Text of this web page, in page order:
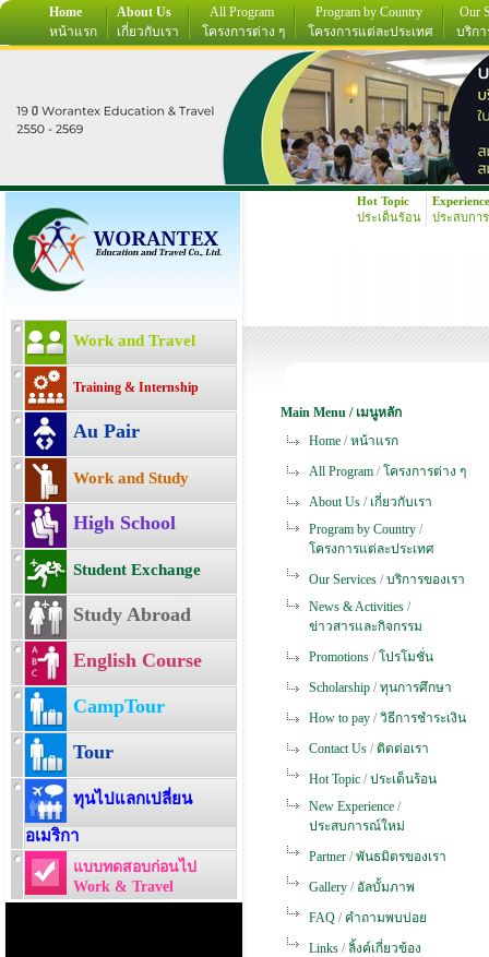
Home
หน้าแรก
About Us
เกี่ยวกับเรา
All Program
โครงการต่าง ๆ
Program by Country
โครงการแต่ละประเทศ
Our
บริกา
Work and Travel
Training & Internship
Au Pair
Work and Study
High School
Student Exchange
Study Abroad
English Course
CampTour
Tour
ทุนไปแลกเปลี่ยน
อเมริกา
แบบทดสอบก่อนไป
Work & Travel
Hot Topic
ประเด็นร้อน
Experience
ประสบกา
Main Menu / เมนูหลัก
Home /หน้าแรก
All Program /โครงการต่าง ๆ
About Us / เกี่ยวกับเรา
Program by Country /
โครงการแต่ละประเทศ
Our Services /บริการของเรา
News & Activities /
ข่าวสารและกิจกรรม
Promotions /โปรโมชั่น
Scholarship /ทุนการศึกษา
How to pay /วิธีการชำระเงิน
Contact Us /ติดต่อเรา
Hot Topic /ประเด็นร้อน
New Experience /
ประสบการณ์ใหม่
Partner /พันธมิตรของเรา
Gallery / อัลบั้มภาพ
FAQ / คำถามพบบ่อย
Links /ลิ้งค์เกี่ยวข้อง